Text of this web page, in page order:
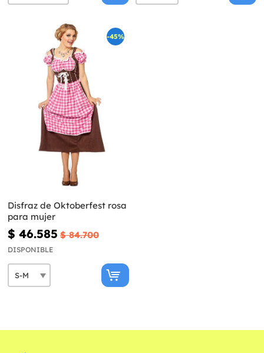
-45%
Disfraz de Oktoberfest rosa
para mujer
$ 46.585 $ 84.700
DISPONIBLE